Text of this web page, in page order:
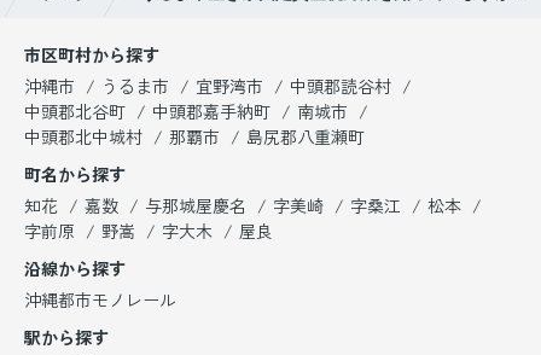
市区町村から探す
沖縄市
うるま市 宜野湾市
中頭郡読谷村
中頭郡北谷町
中頭郡嘉手納町
南城市
中頭郡北中城村
那覇市
島尻郡八重瀬町
町名から探す
知花
嘉数 与那城屋慶名 字美崎 字桑江
松本
字前原
野嵩 字大木
屋良
沿線から探す
沖縄都市モノレール
駅から探す